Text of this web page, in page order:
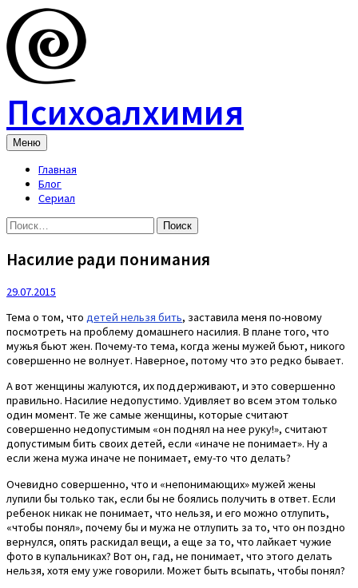
Skip
to
content
Психоалхимия
Меню
Главная
Блог
Сериал
Найти:
Насилие ради понимания
29.07.2015
Тема о том, что детей нельзя бить, заставила меня по-новому
посмотреть на проблему домашнего насилия. В плане того, что
мужья бьют жен. Почему-то тема, когда жены мужей бьют, никого
совершенно не волнует. Наверное, потому что это редко бывает.
А вот женщины жалуются, их поддерживают, и это совершенно
правильно. Насилие недопустимо. Удивляет во всем этом только
один момент. Те же самые женщины, которые считают
совершенно недопустимым «он поднял на нее руку!», считают
допустимым бить своих детей, если «иначе не понимает». Ну а
если жена мужа иначе не понимает, ему-то что делать?
Очевидно совершенно, что и «непонимающих» мужей жены
лупили бы только так, если бы не боялись получить в ответ. Если
ребенок никак не понимает, что нельзя, и его можно отлупить,
«чтобы понял», почему бы и мужа не отлупить за то, что он поздно
вернулся, опять раскидал вещи, а еще за то, что лайкает чужие
фото в купальниках? Вот он, гад, не понимает, что этого делать
нельзя, хотя ему уже говорили. Может быть всыпать, чтобы понял?